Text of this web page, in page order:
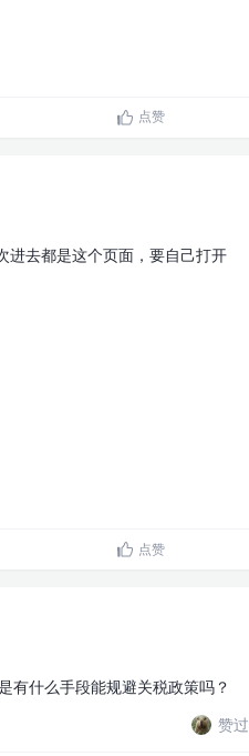
点赞
进去都是这个页面，要自己打开
点赞
有什么手段能规避关税政策吗？
赞过